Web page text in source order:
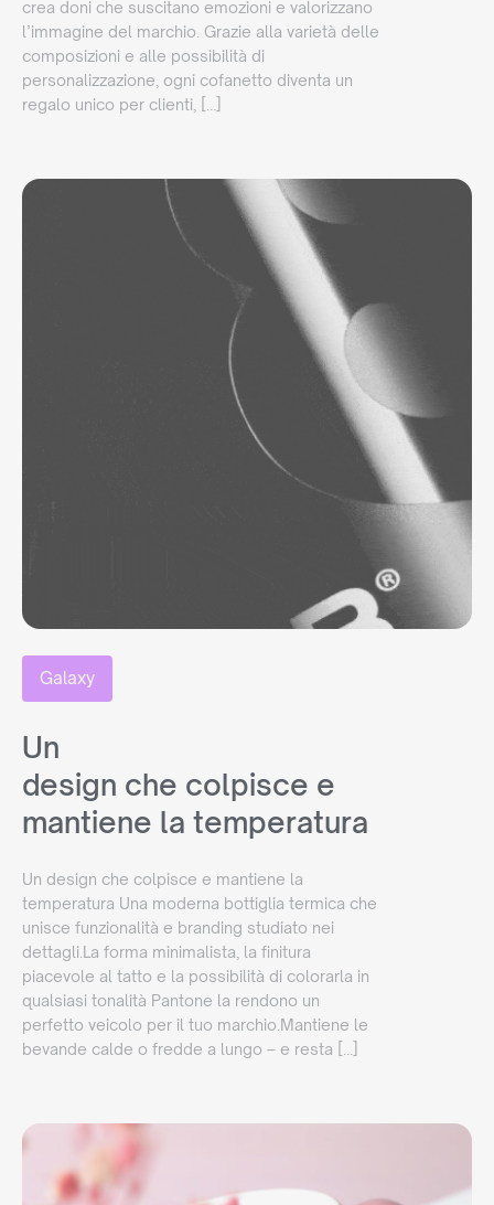
crea doni che suscitano emozioni e valorizzano
l’immagine del marchio. Grazie alla varietà delle
composizioni e alle possibilità di
personalizzazione, ogni cofanetto diventa un
regalo unico per clienti, […]
Galaxy
Un
design che colpisce e
mantiene la temperatura
Un design che colpisce e mantiene la
temperatura Una moderna bottiglia termica che
unisce funzionalità e branding studiato nei
dettagli.La forma minimalista, la finitura
piacevole al tatto e la possibilità di colorarla in
qualsiasi tonalità Pantone la rendono un
perfetto veicolo per il tuo marchio.Mantiene le
bevande calde o fredde a lungo – e resta […]